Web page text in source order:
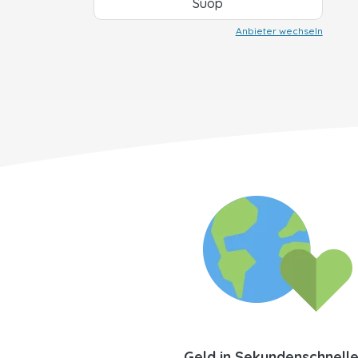
Suop
Anbieter wechseln